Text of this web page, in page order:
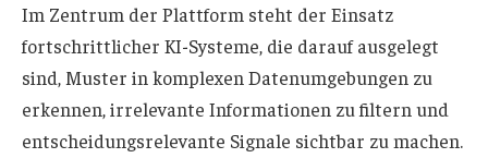
Im Zentrum der Plattform steht der Einsatz
fortschrittlicher KI-Systeme, die darauf ausgelegt
sind, Muster in komplexen Datenumgebungen zu
erkennen, irrelevante Informationen zu filtern und
entscheidungsrelevante Signale sichtbar zu machen.